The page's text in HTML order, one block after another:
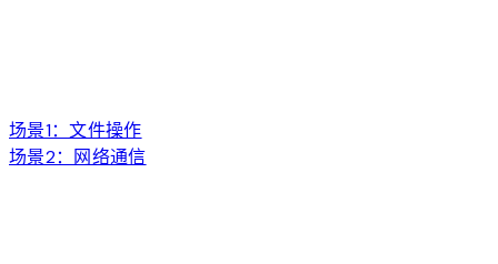
场景1：文件操作
场景2：网络通信